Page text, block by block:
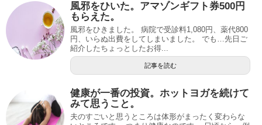
風邪をひいた。アマゾンギフト券500円
もらえた。
風邪をひきました。 病院で受診料1,080円、薬代800
円、いらぬ出費をしてしまいました。 でも…先日ご
紹介したちょっとしたお得...
記事を読む
健康が一番の投資。ホットヨガを続けて
みて思うこと。
夫のすごいと思うところは体形がまったく変わらな